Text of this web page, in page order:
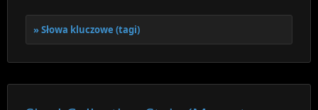
Słowa kluczowe (tagi)